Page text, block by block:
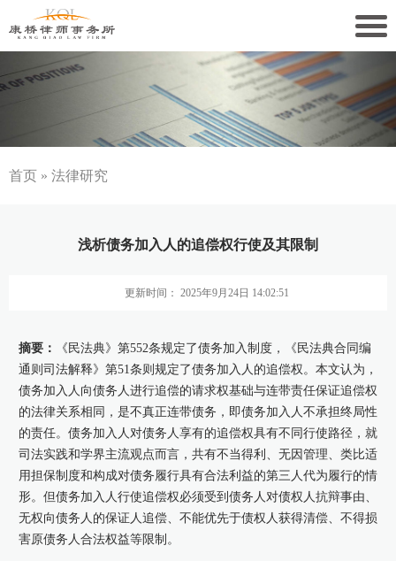
关于康桥
康桥文化
康桥党建
业务领域
社会责任
康桥法治研究院
康桥出版
首页 » 法律研究
浅析债务加入人的追偿权行使及其限制
更新时间： 2025年9月24日 14:02:51
摘要：
《民法典》第552条规定了债务加入制度，《民法典合同编
通则司法解释》第51条则规定了债务加入人的追偿权。本文认为，
债务加入人向债务人进行追偿的请求权基础与连带责任保证追偿权
的法律关系相同，是不真正连带债务，即债务加入人不承担终局性
的责任。债务加入人对债务人享有的追偿权具有不同行使路径，就
司法实践和学界主流观点而言，共有不当得利、无因管理、类比适
用担保制度和构成对债务履行具有合法利益的第三人代为履行的情
形。但债务加入人行使追偿权必须受到债务人对债权人抗辩事由、
无权向债务人的保证人追偿、不能优先于债权人获得清偿、不得损
害原债务人合法权益等限制。